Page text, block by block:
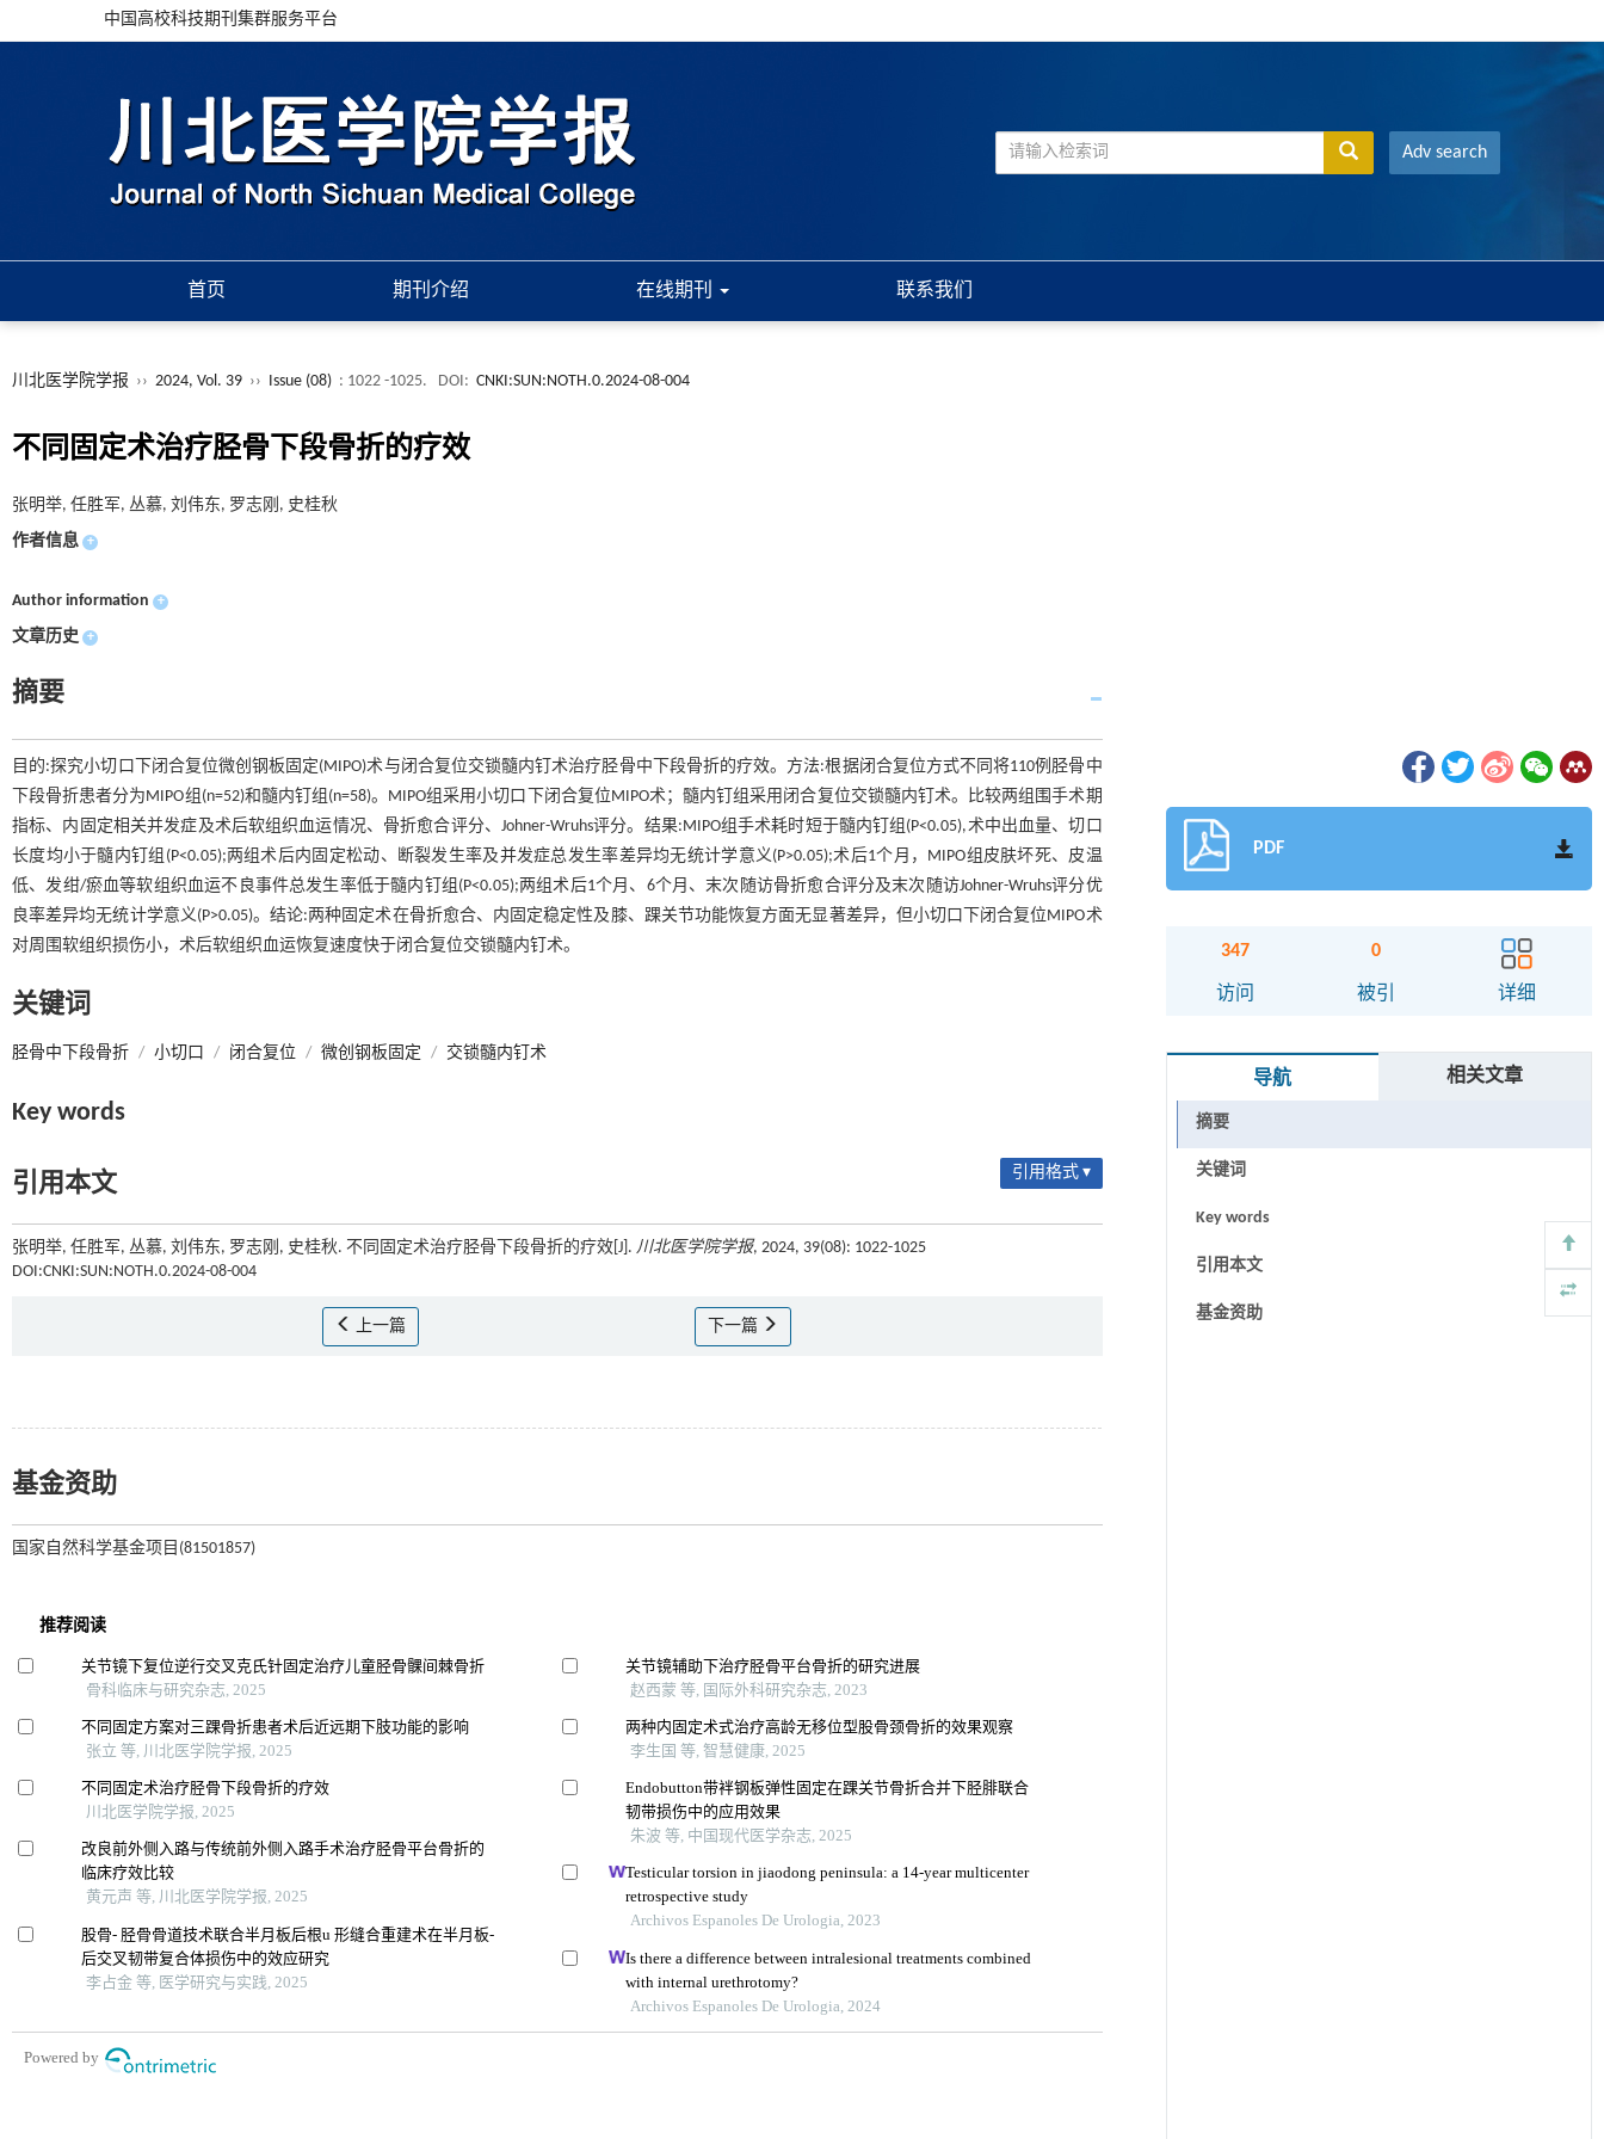
中国高校科技期刊集群服务平台
Adv search
首页 期刊介绍 在线期刊 联系我们
川北医学院学报 ›› 2024, Vol. 39 ›› Issue (08) : 1022 -1025. DOI: CNKI:SUN:NOTH.0.2024-08-004
不同固定术治疗胫骨下段骨折的疗效
张明举, 任胜军, 丛慕, 刘伟东, 罗志刚, 史桂秋
作者信息 +
Author information +
文章历史 +
摘要
目的:探究小切口下闭合复位微创钢板固定(MIPO)术与闭合复位交锁髓内钉术治疗胫骨中下段骨折的疗效。方法:根据闭合复位方式不同将110例胫骨中
下段骨折患者分为MIPO组(n=52)和髓内钉组(n=58)。MIPO组采用小切口下闭合复位MIPO术；髓内钉组采用闭合复位交锁髓内钉术。比较两组围手术期
指标、内固定相关并发症及术后软组织血运情况、骨折愈合评分、Johner-Wruhs评分。结果:MIPO组手术耗时短于髓内钉组(P<0.05),术中出血量、切口
长度均小于髓内钉组(P<0.05);两组术后内固定松动、断裂发生率及并发症总发生率差异均无统计学意义(P>0.05);术后1个月，MIPO组皮肤坏死、皮温
低、发绀/瘀血等软组织血运不良事件总发生率低于髓内钉组(P<0.05);两组术后1个月、6个月、末次随访骨折愈合评分及末次随访Johner-Wruhs评分优
良率差异均无统计学意义(P>0.05)。结论:两种固定术在骨折愈合、内固定稳定性及膝、踝关节功能恢复方面无显著差异，但小切口下闭合复位MIPO术
对周围软组织损伤小，术后软组织血运恢复速度快于闭合复位交锁髓内钉术。
关键词
胫骨中下段骨折 / 小切口 / 闭合复位 / 微创钢板固定 / 交锁髓内钉术
Key words
引用本文 引用格式 ▾
张明举, 任胜军, 丛慕, 刘伟东, 罗志刚, 史桂秋. 不同固定术治疗胫骨下段骨折的疗效[J]. 川北医学院学报, 2024, 39(08): 1022-1025
DOI:CNKI:SUN:NOTH.0.2024-08-004
上一篇 下一篇
基金资助
国家自然科学基金项目(81501857)
PDF
347
访问
0
被引 详细
导航 相关文章
摘要
关键词
Key words
引用本文
基金资助